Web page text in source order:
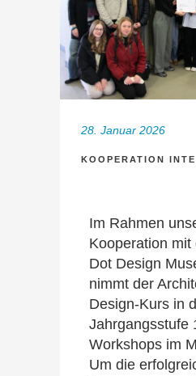
28. Januar 2026
KOOPERATION
Im Rahmen
Kooperation mit
Dot Design
nimmt der
Design-Kurs in
Jahrgangsstufe
Workshops im
Um die